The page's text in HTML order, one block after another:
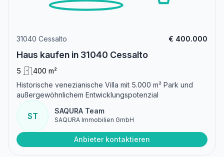
31040 Cessalto € 400.000
Haus kaufen in 31040 Cessalto
5
400 m²
Historische venezianische Villa mit 5.000 m² Park und
außergewöhnlichem Entwicklungspotenzial
ST
SAQURA Team
SAQURA Immobilien GmbH
Anbieter kontaktieren